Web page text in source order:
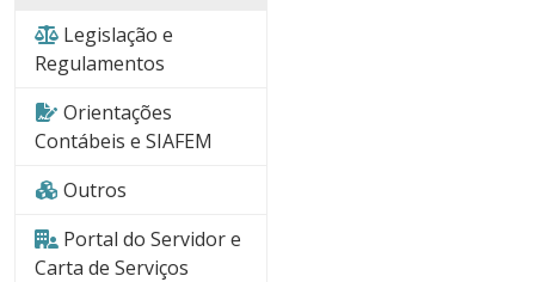
Legislação e
Regulamentos
Orientações
Contábeis e SIAFEM
Outros
Portal do Servidor e
Carta de Serviços